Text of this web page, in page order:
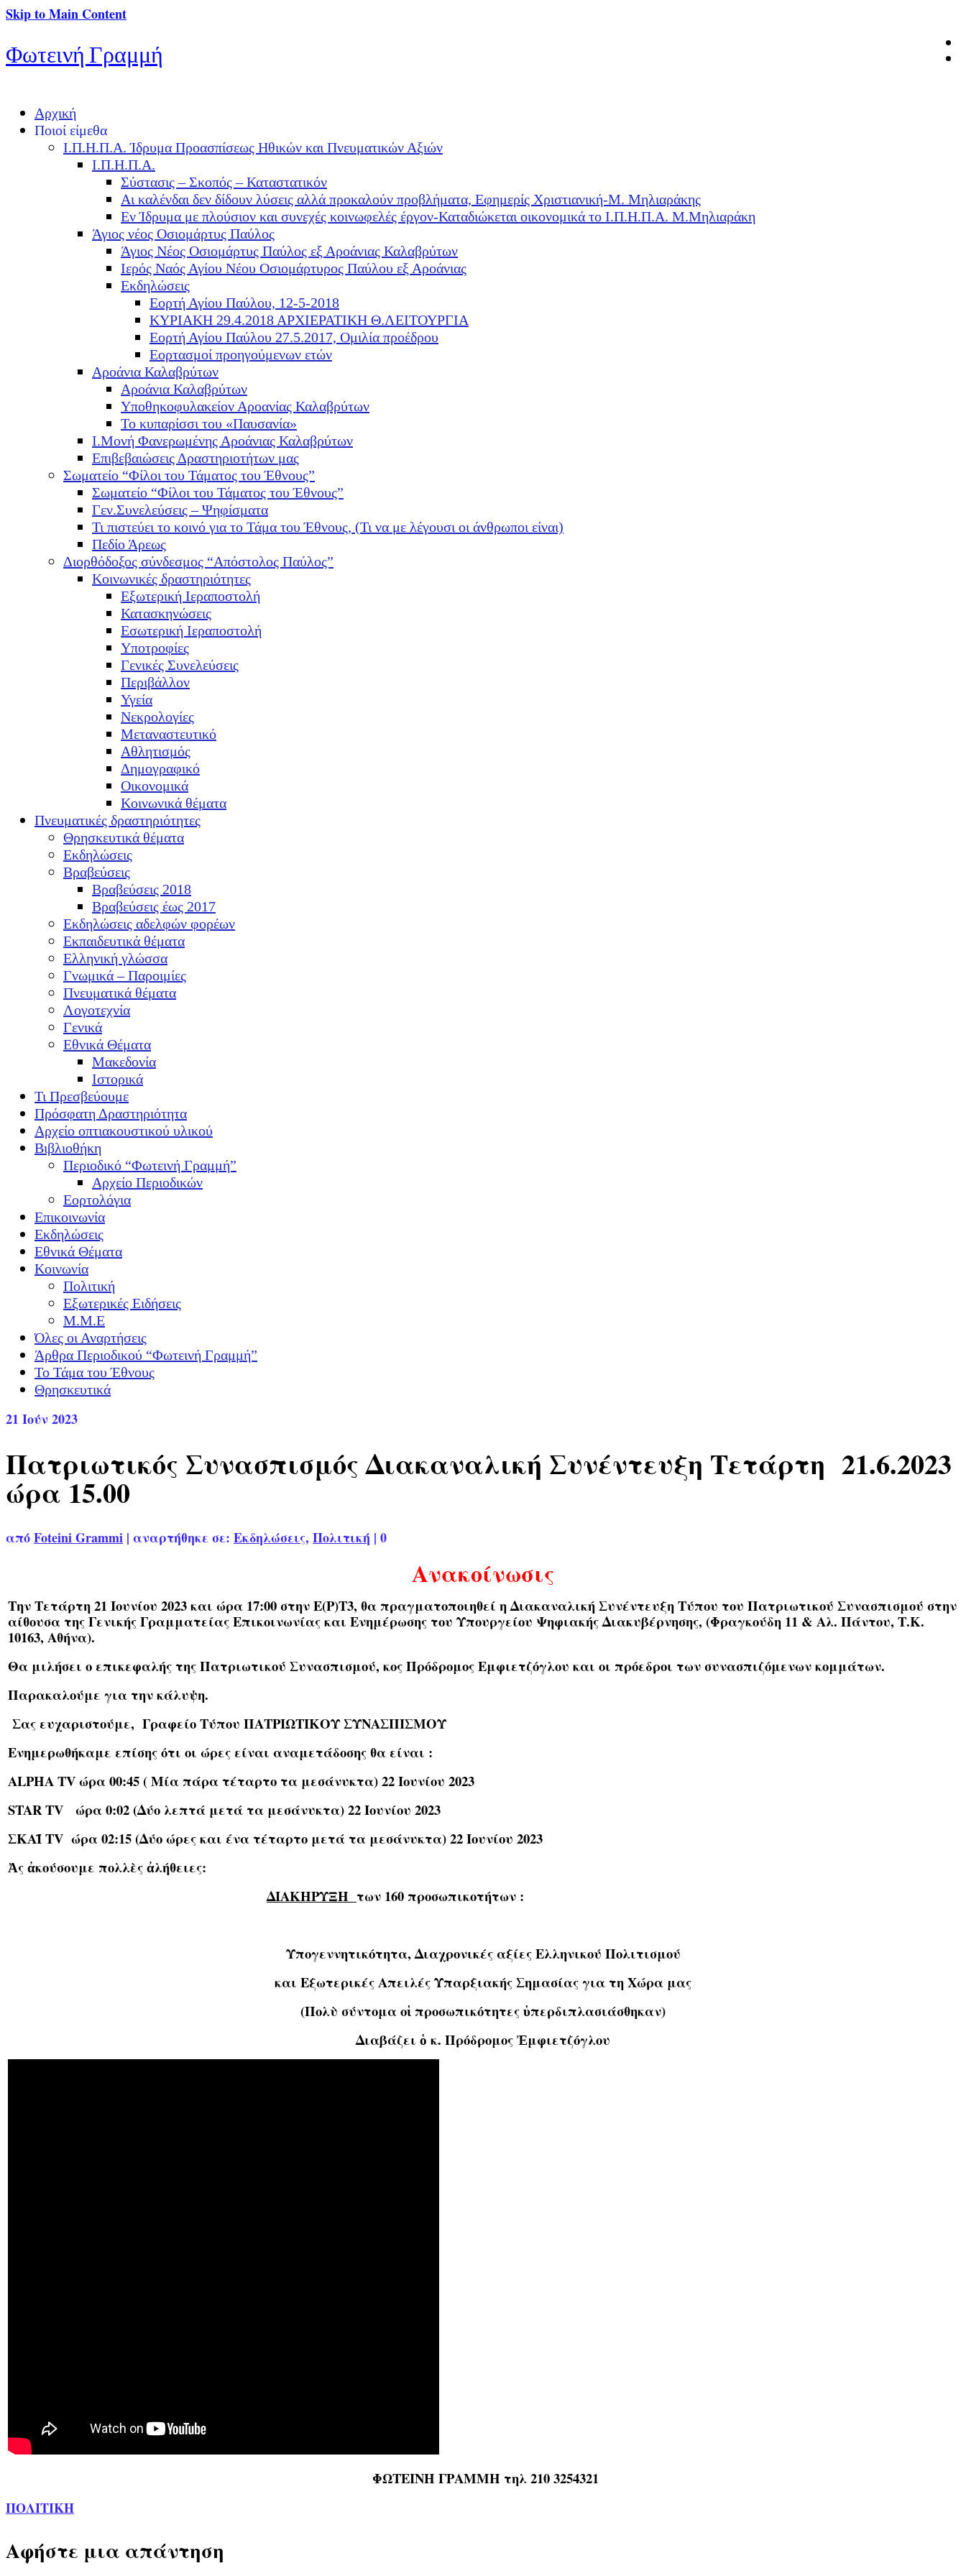
Skip to Main Content
Φωτεινή Γραμμή
Αρχική
Ποιοί είμεθα
Ι.Π.Η.Π.Α. Ίδρυμα Προασπίσεως Ηθικών και Πνευματικών Αξιών
Ι.Π.Η.Π.Α.
Σύστασις – Σκοπός – Καταστατικόν
Αι καλένδαι δεν δίδουν λύσεις αλλά προκαλούν προβλήματα, Εφημερίς Χριστιανική-Μ. Μηλιαράκης
Εν Ίδρυμα με πλούσιον και συνεχές κοινωφελές έργον-Καταδιώκεται οικονομικά το Ι.Π.Η.Π.Α. Μ.Μηλιαράκη
Άγιος νέος Οσιομάρτυς Παύλος
Άγιος Νέος Οσιομάρτυς Παύλος εξ Αροάνιας Καλαβρύτων
Ιερός Ναός Αγίου Νέου Οσιομάρτυρος Παύλου εξ Αροάνιας
Εκδηλώσεις
Εορτή Αγίου Παύλου, 12-5-2018
ΚΥΡΙΑΚΗ 29.4.2018 ΑΡΧΙΕΡΑΤΙΚΗ Θ.ΛΕΙΤΟΥΡΓΙΑ
Εορτή Αγίου Παύλου 27.5.2017, Ομιλία προέδρου
Εορτασμοί προηγούμενων ετών
Αροάνια Καλαβρύτων
Αροάνια Καλαβρύτων
Υποθηκοφυλακείον Αροανίας Καλαβρύτων
Το κυπαρίσσι του «Παυσανία»
Ι.Μονή Φανερωμένης Αροάνιας Καλαβρύτων
Επιβεβαιώσεις Δραστηριοτήτων μας
Σωματείο “Φίλοι του Τάματος του Έθνους”
Σωματείο “Φίλοι του Τάματος του Έθνους”
Γεν.Συνελεύσεις – Ψηφίσματα
Τι πιστεύει το κοινό για το Τάμα του Έθνους, (Τι να με λέγουσι οι άνθρωποι είναι)
Πεδίο Άρεως
Διορθόδοξος σύνδεσμος “Απόστολος Παύλος”
Κοινωνικές δραστηριότητες
Εξωτερική Ιεραποστολή
Κατασκηνώσεις
Εσωτερική Ιεραποστολή
Υποτροφίες
Γενικές Συνελεύσεις
Περιβάλλον
Υγεία
Νεκρολογίες
Μεταναστευτικό
Αθλητισμός
Δημογραφικό
Οικονομικά
Κοινωνικά θέματα
Πνευματικές δραστηριότητες
Θρησκευτικά θέματα
Εκδηλώσεις
Βραβεύσεις
Βραβεύσεις 2018
Βραβεύσεις έως 2017
Εκδηλώσεις αδελφών φορέων
Εκπαιδευτικά θέματα
Ελληνική γλώσσα
Γνωμικά – Παροιμίες
Πνευματικά θέματα
Λογοτεχνία
Γενικά
Εθνικά Θέματα
Μακεδονία
Ιστορικά
Τι Πρεσβεύουμε
Πρόσφατη Δραστηριότητα
Αρχείο οπτιακουστικού υλικού
Βιβλιοθήκη
Περιοδικό “Φωτεινή Γραμμή”
Αρχείο Περιοδικών
Εορτολόγια
Επικοινωνία
Εκδηλώσεις
Εθνικά Θέματα
Κοινωνία
Πολιτική
Εξωτερικές Ειδήσεις
Μ.Μ.Ε
Όλες οι Αναρτήσεις
Άρθρα Περιοδικού “Φωτεινή Γραμμή”
Το Τάμα του Έθνους
Θρησκευτικά
21 Ιούν 2023
Πατριωτικός Συνασπισμός Διακαναλική Συνέντευξη Τετάρτη 21.6.2023
ώρα 15.00
απόFoteini Grammi | αναρτήθηκε σε: Εκδηλώσεις, Πολιτική | 0
Ανακοίνωσις
Την Τετάρτη 21 Ιουνίου 2023 και ώρα 17:00 στηνΕ(Ρ)Τ3, θα πραγματοποιηθεί η Διακαναλική Συνέντευξη Τύπου του Πατριωτικού Συνασπισμού στην
αίθουσα της Γενικής Γραμματείας Επικοινωνίας και Ενημέρωσης του Υπουργείου Ψηφιακής Διακυβέρνησης, (Φραγκούδη 11 & Αλ. Πάντου, Τ.Κ.
10163, Αθήνα).
Θα μιλήσει ο επικεφαλής τηςΠατριωτικού Συνασπισμού, κος Πρόδρομος Εμφιετζόγλου και οι πρόεδροι των συνασπιζόμενων κομμάτων.
Παρακαλούμε για την κάλυψη.
Σας ευχαριστούμε, Γραφείο Τύπου ΠΑΤΡΙΩΤΙΚΟΥ ΣΥΝΑΣΠΙΣΜΟΥ
Ενημερωθήκαμε επίσης ότι οι ώρες είναι αναμετάδοσης θα είναι :
ΑLPHA TVώρα 00:45 ( Μία πάρα τέταρτο τα μεσάνυκτα) 22 Ιουνίου 2023
STAR TV ώρα 0:02 (Δύο λεπτά μετά τα μεσάνυκτα) 22 Ιουνίου 2023
ΣΚΑΪTV ώρα 02:15 (Δύο ώρες και ένα τέταρτο μετά τα μεσάνυκτα) 22 Ιουνίου 2023
Ἀς ἀκούσουμε πολλὲς ἀλήθειες:
ΔΙΑΚΗΡΥΞΗ των 160 προσωπικοτήτων :
Υπογεννητικότητα, Διαχρονικές αξίες Ελληνικού Πολιτισμού
και Εξωτερικές Απειλές Υπαρξιακής Σημασίας για τη Χώρα μας
(Πολὺ σύντομα οἱ προσωπικότητες ὑπερδιπλασιάσθηκαν)
Διαβάζει ὁ κ. Πρόδρομος Ἐμφιετζόγλου
ΦΩΤΕΙΝΗ ΓΡΑΜΜΗ τηλ 210 3254321
ΠΟΛΙΤΙΚΗ
Αφήστε μια απάντηση